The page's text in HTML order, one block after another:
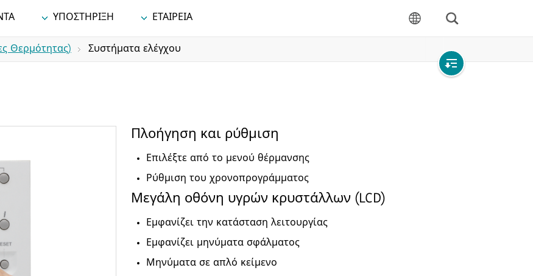
ΥΠΟΣΤΗΡΙΞΗ
ΕΤΑΙΡΕΙΑ
Θερμότητας) Συστήματα ελέγχου
Πλοήγηση και ρύθμιση
Επιλέξτε από το μενού θέρμανσης
Ρύθμιση του χρονοπρογράμματος
Μεγάλη οθόνη υγρών κρυστάλλων (LCD)
Εμφανίζει την κατάσταση λειτουργίας
Εμφανίζει μηνύματα σφάλματος
Μηνύματα σε απλό κείμενο